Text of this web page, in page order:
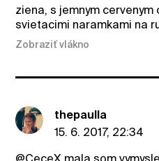
ziena, s jemnym cervenym
svietacimi naramkami na
Zobraziť vlákno
thepaulla
15. 6. 2017, 22:34
@CeceX mala som